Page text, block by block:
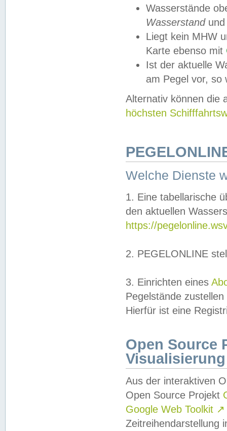
Wasserstände
Wasserstandund
Liegt kein MHW
Karte ebenso mit
Ist der aktuelle
am Pegel vor,
Alternativ können die
höchsten
Welche Dienste
1. Eine tabellarische
den aktuellen
https://
2. PEGELONLINE
3. Einrichten eines
Pegelstände
Hierfür ist eine
Open Source
Visualisierung
Aus der interaktiven
Open Source Projekt
Google Web Toolkit ↗
Zeitreihendarstellung